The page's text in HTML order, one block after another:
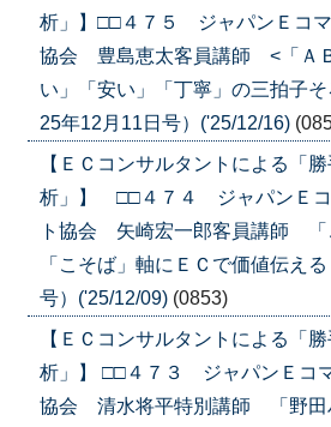
析」】□□４７５ ジャパンＥコマ
協会 豊島恵太客員講師 <「Ａ
い」「安い」「丁寧」の三拍子
25年12月11日号）('25/12/16)
【ＥＣコンサルタントによる「
析」】 □□４７４ ジャパンＥコ
ト協会 矢崎宏一郎客員講師 「
「こそば」軸にＥＣで価値伝え
号）('25/12/09) (0853)
【ＥＣコンサルタントによる「
析」】 □□４７３ ジャパンＥコ
協会 清水将平特別講師 「野田